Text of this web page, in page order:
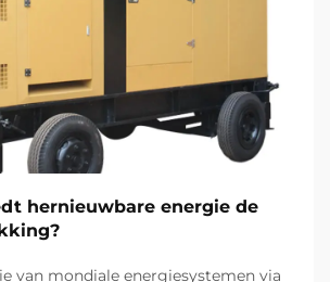
hernieuwbare energie de
van mondiale energiesystemen via